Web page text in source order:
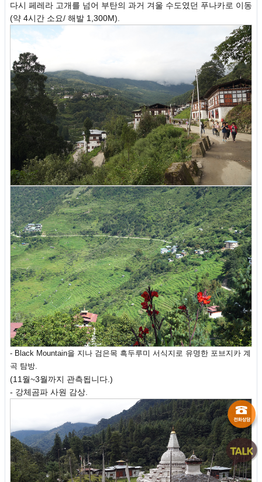
다시 페레라 고개를 넘어 부탄의 과거 겨울 수도였던 푸나카로 이동
(약 4시간 소요/ 해발 1,300M).
- Black Mountain을 지나 검은목 흑두루미 서식지로 유명한 포브지카 계
곡 탐방.
(11월~3월까지 관측됩니다.)
- 강체곰파 사원 감상.